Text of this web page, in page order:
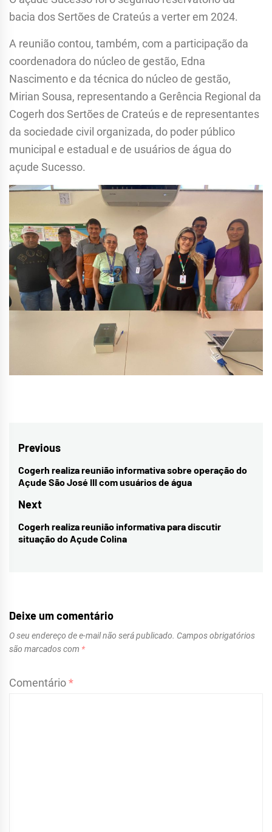
bacia dos Sertões de Crateús a verter em 2024.
A reunião contou, também, com a participação da
coordenadora do núcleo de gestão, Edna
Nascimento e da técnica do núcleo de gestão,
Mirian Sousa, representando a Gerência Regional da
Cogerh dos Sertões de Crateús e de representantes
da sociedade civil organizada, do poder público
municipal e estadual e de usuários de água do
açude Sucesso.
Navegação
de
Post
Previous
Previous
post:
Cogerh realiza reunião informativa sobre operação do
Açude São José III com usuários de água
Next
Next
post:
Cogerh realiza reunião informativa para discutir
situação do Açude Colina
Deixe um comentário
O seu endereço de e-mail não será publicado. Campos obrigatórios
são marcados com *
Comentário*